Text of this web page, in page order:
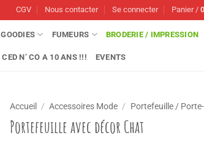
CGV Nous contacter Se connecter Panier /
GOODIES FUMEURS BRODERIE / IMPRESSION
CED N’ CO A 10 ANS !!! EVENTS
Accueil / Accessoires Mode / Portefeuille /
Portefeuille avec décor Chat